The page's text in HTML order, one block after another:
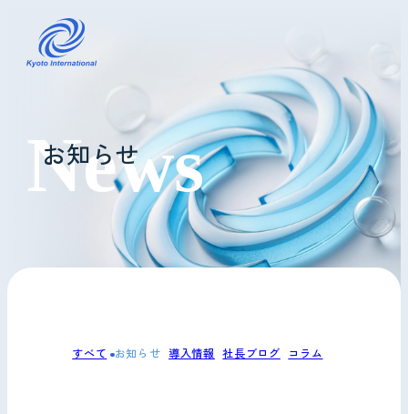
コインランドリーレンタル
ホテル様へ
掃除・メンテナンス
お知らせ
すべて お知らせ 導入情報 社長ブログ コラム